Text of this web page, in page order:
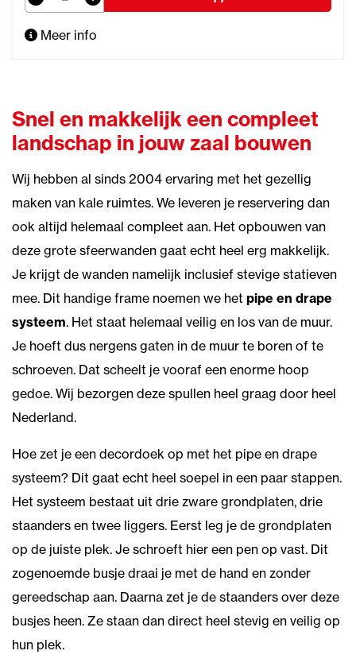
Meer info
Snel en makkelijk een compleet
landschap in jouw zaal bouwen
Wij hebben al sinds 2004 ervaring met het gezellig
maken van kale ruimtes. We leveren je reservering dan
ook altijd helemaal compleet aan. Het opbouwen van
deze grote sfeerwanden gaat echt heel erg makkelijk.
Je krijgt de wanden namelijk inclusief stevige statieven
mee. Dit handige frame noemen we het pipe en drape
systeem. Het staat helemaal veilig en los van de muur.
Je hoeft dus nergens gaten in de muur te boren of te
schroeven. Dat scheelt je vooraf een enorme hoop
gedoe. Wij bezorgen deze spullen heel graag door heel
Nederland.
Hoe zet je een decordoek op met het pipe en drape
systeem? Dit gaat echt heel soepel in een paar stappen.
Het systeem bestaat uit drie zware grondplaten, drie
staanders en twee liggers. Eerst leg je de grondplaten
op de juiste plek. Je schroeft hier een pen op vast. Dit
zogenoemde busje draai je met de hand en zonder
gereedschap aan. Daarna zet je de staanders over deze
busjes heen. Ze staan dan direct heel stevig en veilig op
hun plek.